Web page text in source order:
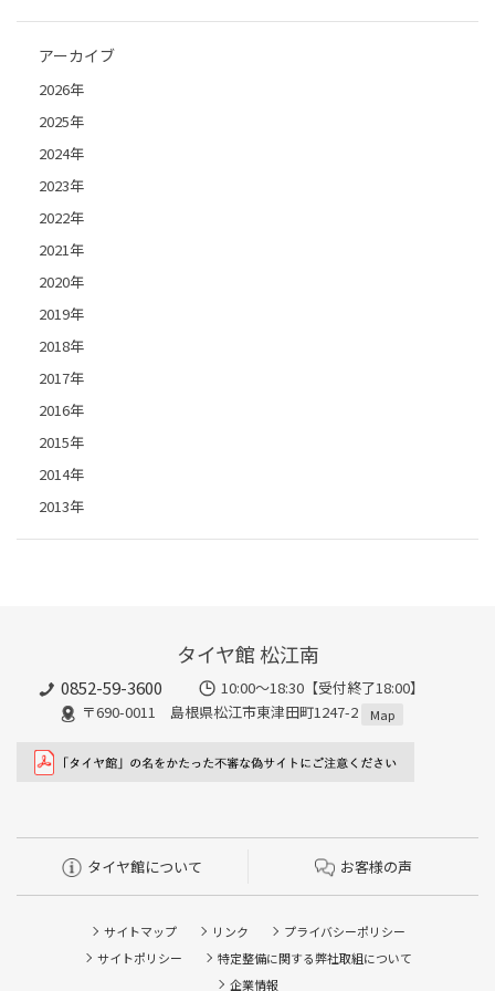
アーカイブ
2026年
2025年
2024年
2023年
2022年
2021年
2020年
2019年
2018年
2017年
2016年
2015年
2014年
2013年
タイヤ館 松江南
0852-59-3600
10:00～18:30【受付終了18:00】
〒690-0011 島根県松江市東津田町1247-2
Map
タイヤ館について お客様の声
サイトマップ リンク
プライバシーポリシー
サイトポリシー
特定整備に関する弊社取組について
企業情報